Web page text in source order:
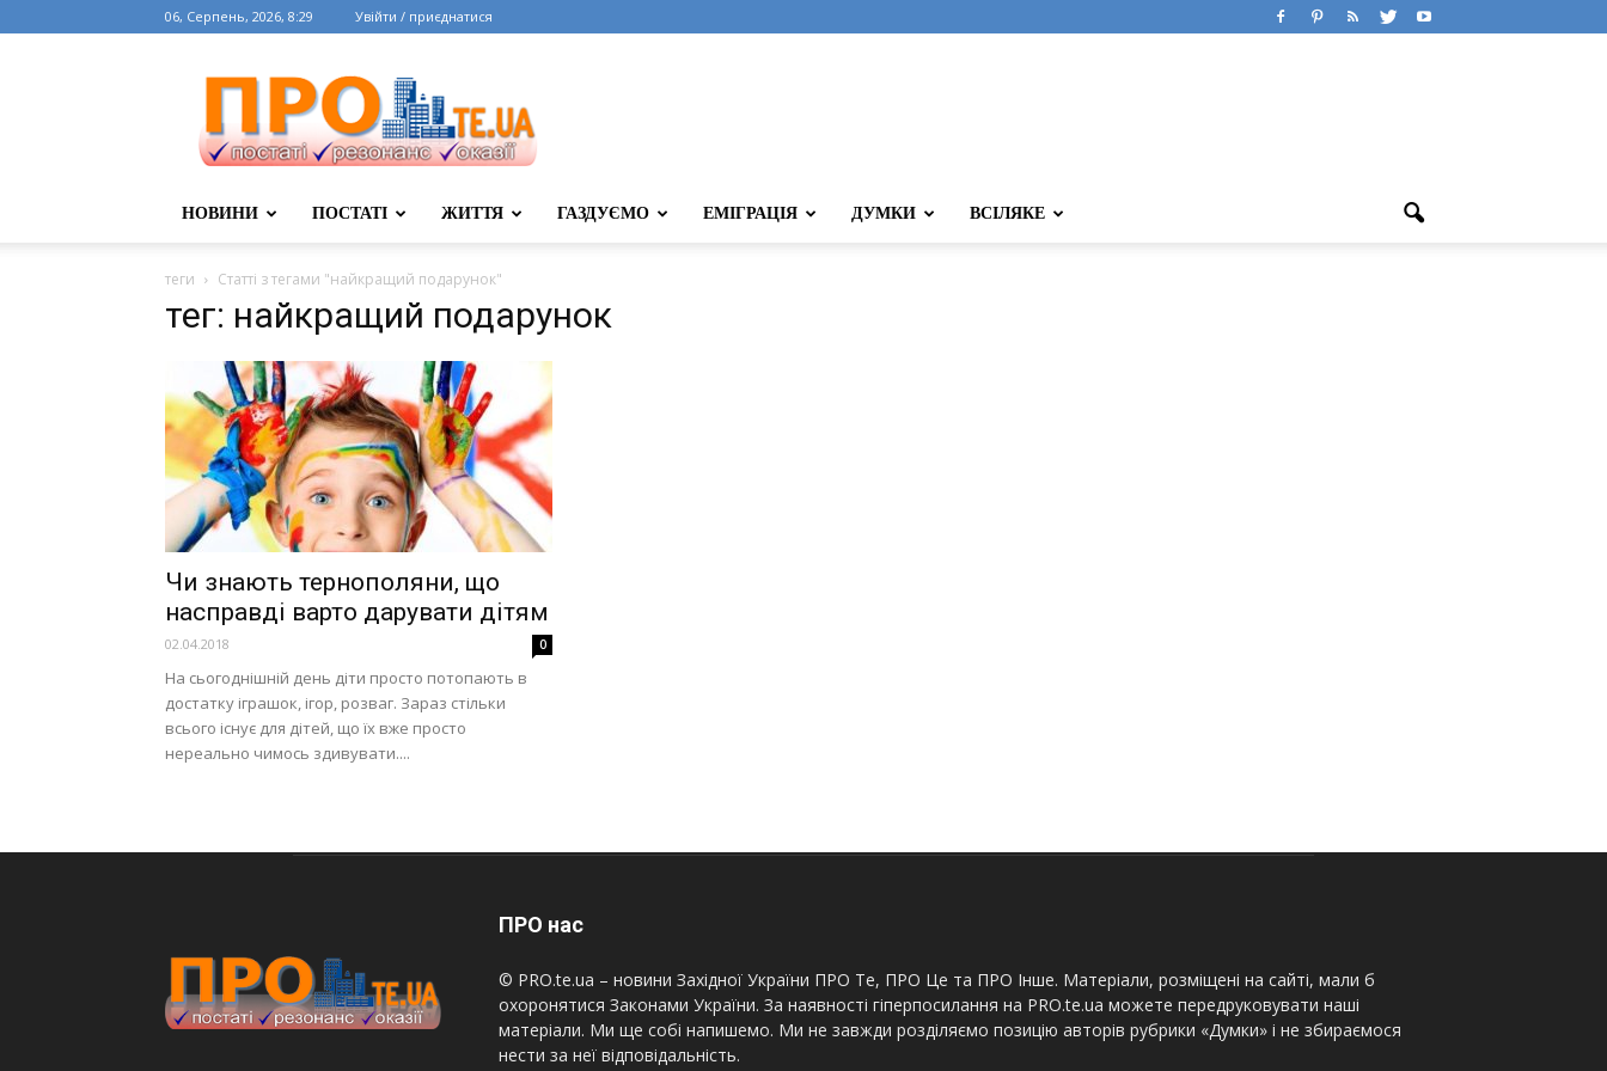
06, Серпень, 2026, 8:29 Увійти / приєднатися
НОВИНИ ПОСТАТІ ЖИТТЯ ГАЗДУЄМО ЕМІГРАЦІЯ ДУМКИ ВСІЛЯКЕ
теги Статті з тегами "найкращий подарунок"
тег: найкращий подарунок
Чи знають тернополяни, що
насправді варто дарувати дітям
02.04.2018 0
На сьогоднішній день діти просто потопають в
достатку іграшок, ігор, розваг. Зараз стільки
всього існує для дітей, що їх вже просто
нереально чимось здивувати....
ПРО нас
© PRO.te.ua – новини Західної України ПРО Те, ПРО Це та ПРО Інше. Матеріали, розміщені на сайті, мали б
охоронятися Законами України. За наявності гіперпосилання на PRO.te.ua можете передруковувати наші
матеріали. Ми ще собі напишемо. Ми не завжди розділяємо позицію авторів рубрики «Думки» і не збираємося
нести за неї відповідальність.